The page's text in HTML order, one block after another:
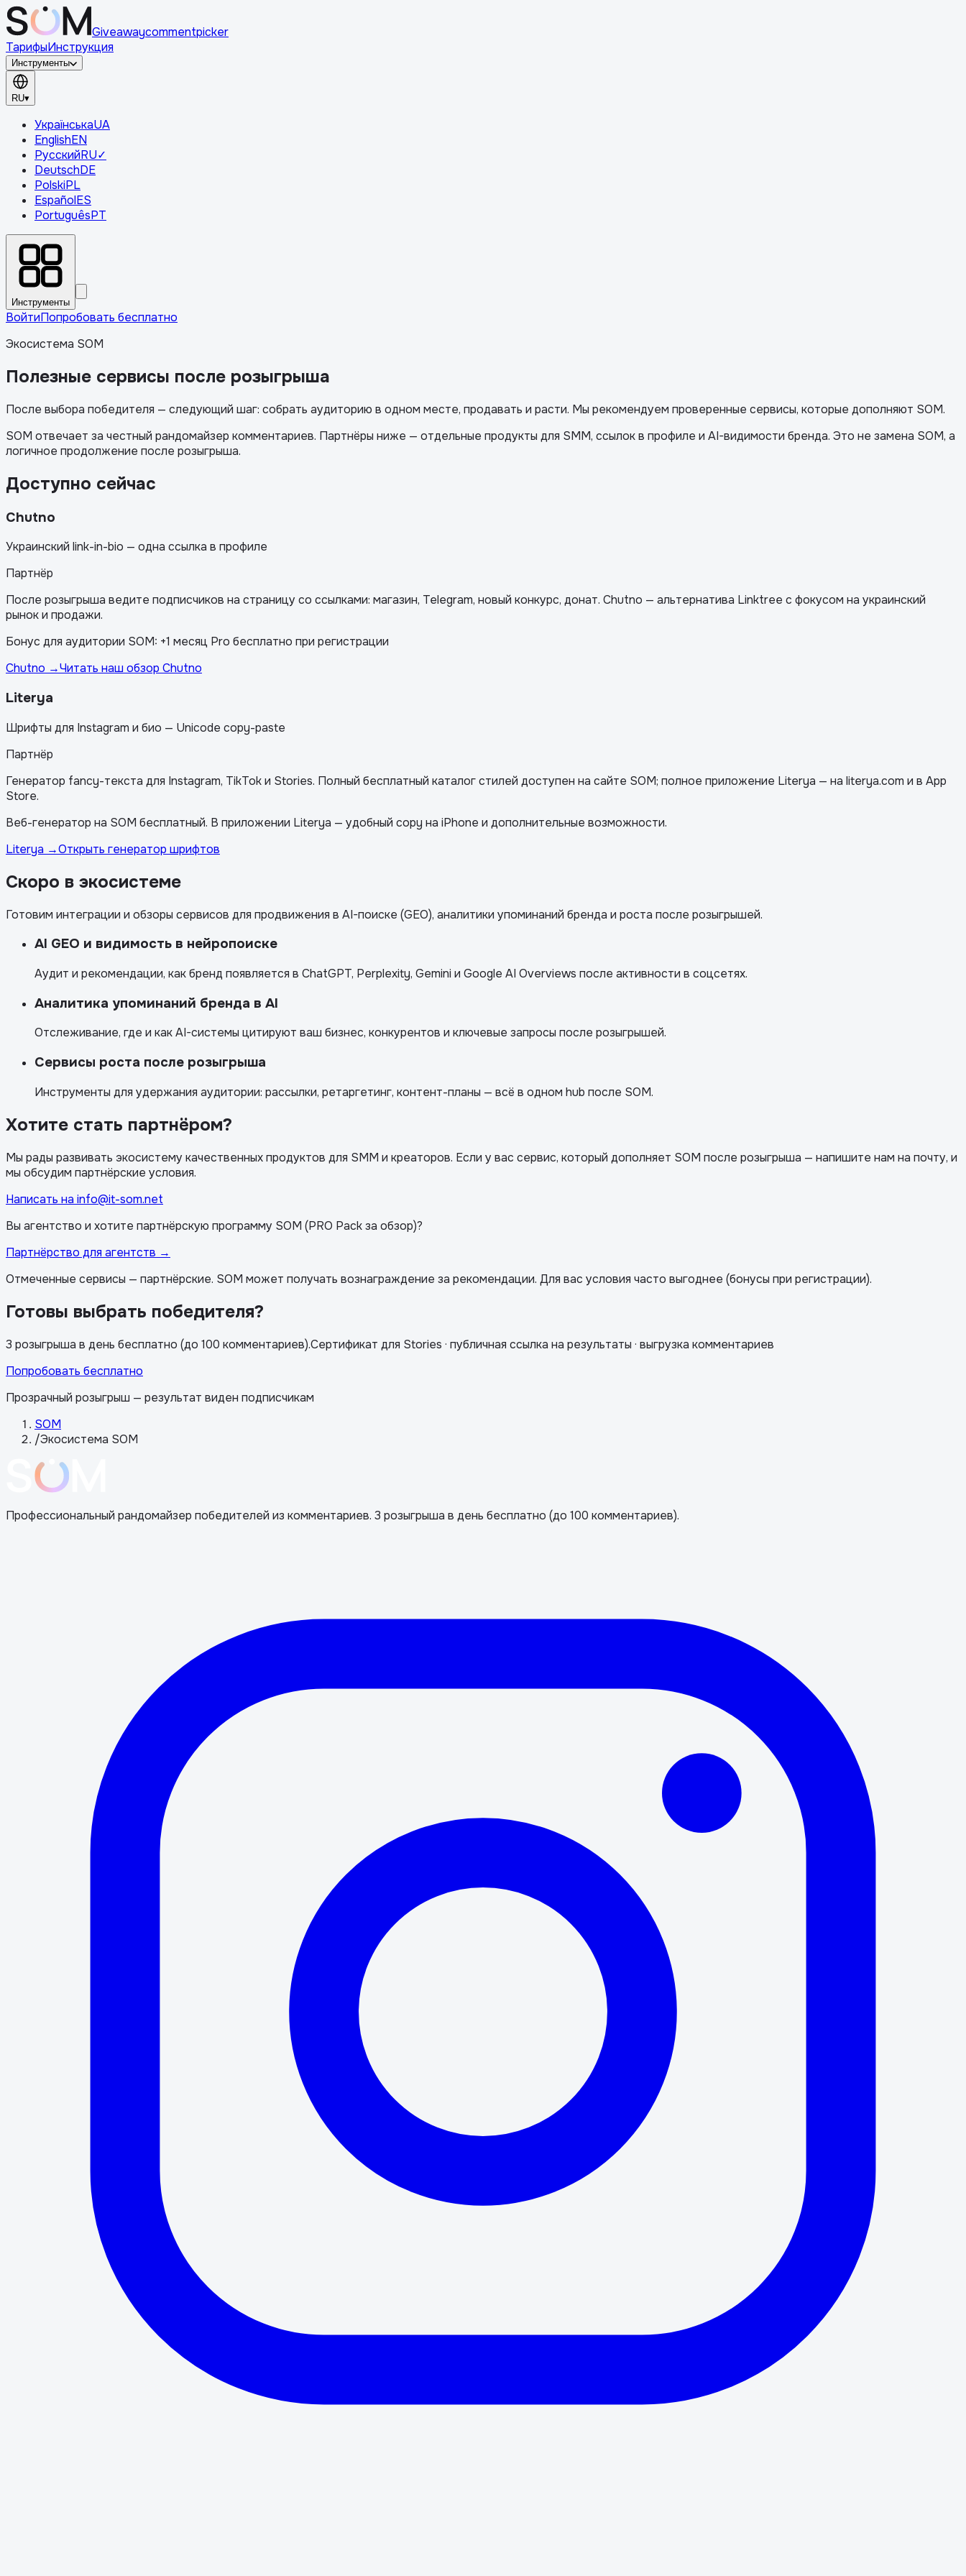
Giveawaycommentpicker
ТарифыИнструкция
Инструменты
RU▾
УкраїнськаUA
EnglishEN
РусскийRU✓
DeutschDE
PolskiPL
EspañolES
PortuguêsPT
Инструменты
ВойтиПопробовать бесплатно
Экосистема SOM
Полезные сервисы после розыгрыша
После выбора победителя — следующий шаг: собрать аудиторию в одном месте, продавать и расти. Мы рекомендуем проверенные сервисы, которые дополняют SOM.
SOM отвечает за честный рандомайзер комментариев. Партнёры ниже — отдельные продукты для SMM, ссылок в профиле и AI-видимости бренда. Это не замена SOM, а
логичное продолжение после розыгрыша.
Доступно сейчас
Chutno
Украинский link-in-bio — одна ссылка в профиле
Партнёр
После розыгрыша ведите подписчиков на страницу со ссылками: магазин, Telegram, новый конкурс, донат. Chutno — альтернатива Linktree с фокусом на украинский
рынок и продажи.
Бонус для аудитории SOM: +1 месяц Pro бесплатно при регистрации
Chutno →Читать наш обзор Chutno
Literya
Шрифты для Instagram и био — Unicode copy-paste
Партнёр
Генератор fancy-текста для Instagram, TikTok и Stories. Полный бесплатный каталог стилей доступен на сайте SOM; полное приложение Literya — на literya.com и в App
Store.
Веб-генератор на SOM бесплатный. В приложении Literya — удобный copy на iPhone и дополнительные возможности.
Literya →Открыть генератор шрифтов
Скоро в экосистеме
Готовим интеграции и обзоры сервисов для продвижения в AI-поиске (GEO), аналитики упоминаний бренда и роста после розыгрышей.
AI GEO и видимость в нейропоиске
Аудит и рекомендации, как бренд появляется в ChatGPT, Perplexity, Gemini и Google AI Overviews после активности в соцсетях.
Аналитика упоминаний бренда в AI
Отслеживание, где и как AI-системы цитируют ваш бизнес, конкурентов и ключевые запросы после розыгрышей.
Сервисы роста после розыгрыша
Инструменты для удержания аудитории: рассылки, ретаргетинг, контент-планы — всё в одном hub после SOM.
Хотите стать партнёром?
Мы рады развивать экосистему качественных продуктов для SMM и креаторов. Если у вас сервис, который дополняет SOM после розыгрыша — напишите нам на почту, и
мы обсудим партнёрские условия.
Написать на info@it-som.net
Вы агентство и хотите партнёрскую программу SOM (PRO Pack за обзор)?
Партнёрство для агентств →
Отмеченные сервисы — партнёрские. SOM может получать вознаграждение за рекомендации. Для вас условия часто выгоднее (бонусы при регистрации).
Готовы выбрать победителя?
3 розыгрыша в день бесплатно (до 100 комментариев).Сертификат для Stories · публичная ссылка на результаты · выгрузка комментариев
Попробовать бесплатно
Прозрачный розыгрыш — результат виден подписчикам
SOM
/Экосистема SOM
Профессиональный рандомайзер победителей из комментариев. 3 розыгрыша в день бесплатно (до 100 комментариев).